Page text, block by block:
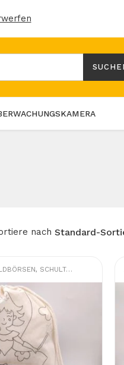
nach Standard-
, SCHULTASCHEN